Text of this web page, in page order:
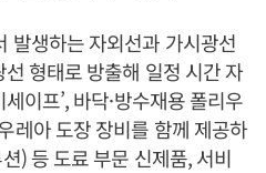
발생하는 자외선과 가시광선
형태로 방출해 일정 시간 자
이프’, 바닥·방수재용 폴리우
레아 도장 장비를 함께 제공하
) 등 도료 부문 신제품, 서비